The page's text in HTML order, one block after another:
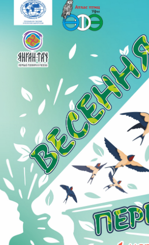
лагеря центра олимпиадного
сапсанов на крыше Уралсиба в Уфе в
и бердвотчеров в проекте «Развитие
части России»
— 11-20 мая 2026
постоянных маршрутах в Республике